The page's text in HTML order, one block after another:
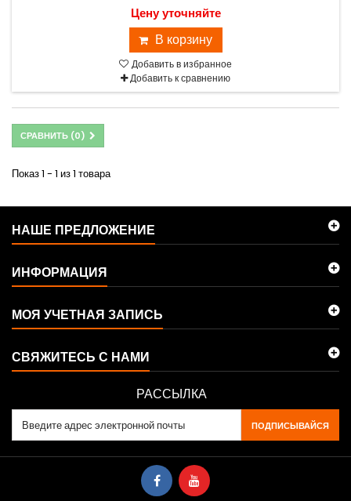
Цену уточняйте
В корзину
Добавить в избранное
Добавить к сравнению
СРАВНИТЬ (0)
Показ 1 - 1 из 1 товара
НАШЕ ПРЕДЛОЖЕНИЕ
ИНФОРМАЦИЯ
МОЯ УЧЕТНАЯ ЗАПИСЬ
СВЯЖИТЕСЬ С НАМИ
РАССЫЛКА
ПОДПИСЫВАЙСЯ